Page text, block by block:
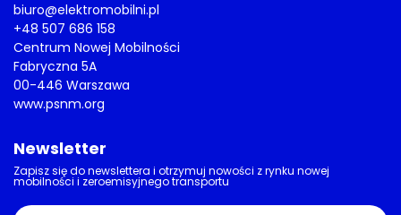
biuro@elektromobilni.pl
+48 507 686 158
Centrum Nowej Mobilności
Fabryczna 5A
00-446 Warszawa
www.psnm.org
Newsletter
Zapisz się do newslettera i otrzymuj nowości z rynku nowej
mobilności i zeroemisyjnego transportu